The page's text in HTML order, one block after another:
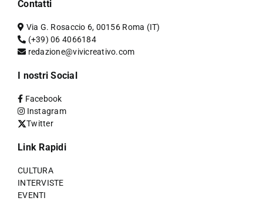
Contatti
Via G. Rosaccio 6, 00156 Roma (IT)
(+39) 06 4066184
redazione@vivicreativo.com
I nostri Social
Facebook
Instagram
Twitter
Link Rapidi
CULTURA
INTERVISTE
EVENTI